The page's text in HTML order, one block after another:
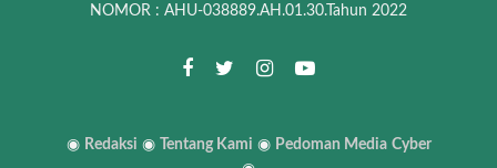
NOMOR : AHU-038889.AH.01.30.Tahun 2022
◉ Redaksi ◉ Tentang Kami ◉ Pedoman Media Cyber